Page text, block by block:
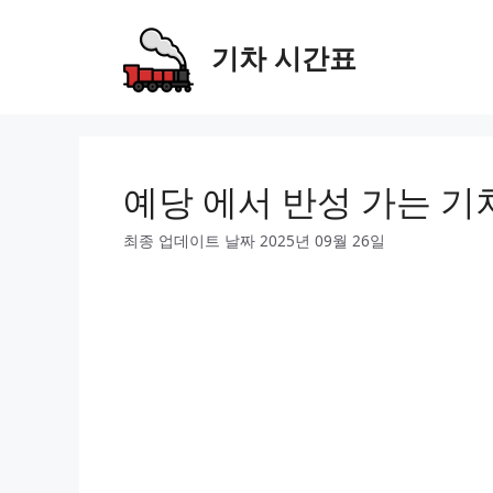
기차 시간표
예당 에서 반성 가는 기
최종 업데이트 날짜 2025년 09월 26일